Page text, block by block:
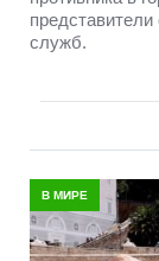
служб.
В МИРЕ